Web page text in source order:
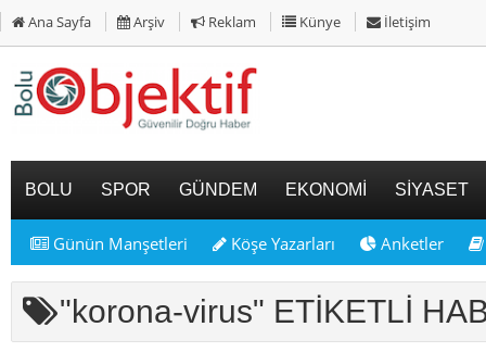
Ana Sayfa Arşiv Reklam Künye İletişim
BOLU SPOR GÜNDEM EKONOMİ SİYASET
Günün Manşetleri Köşe Yazarları Anketler
"korona-virus" ETİKETLİ